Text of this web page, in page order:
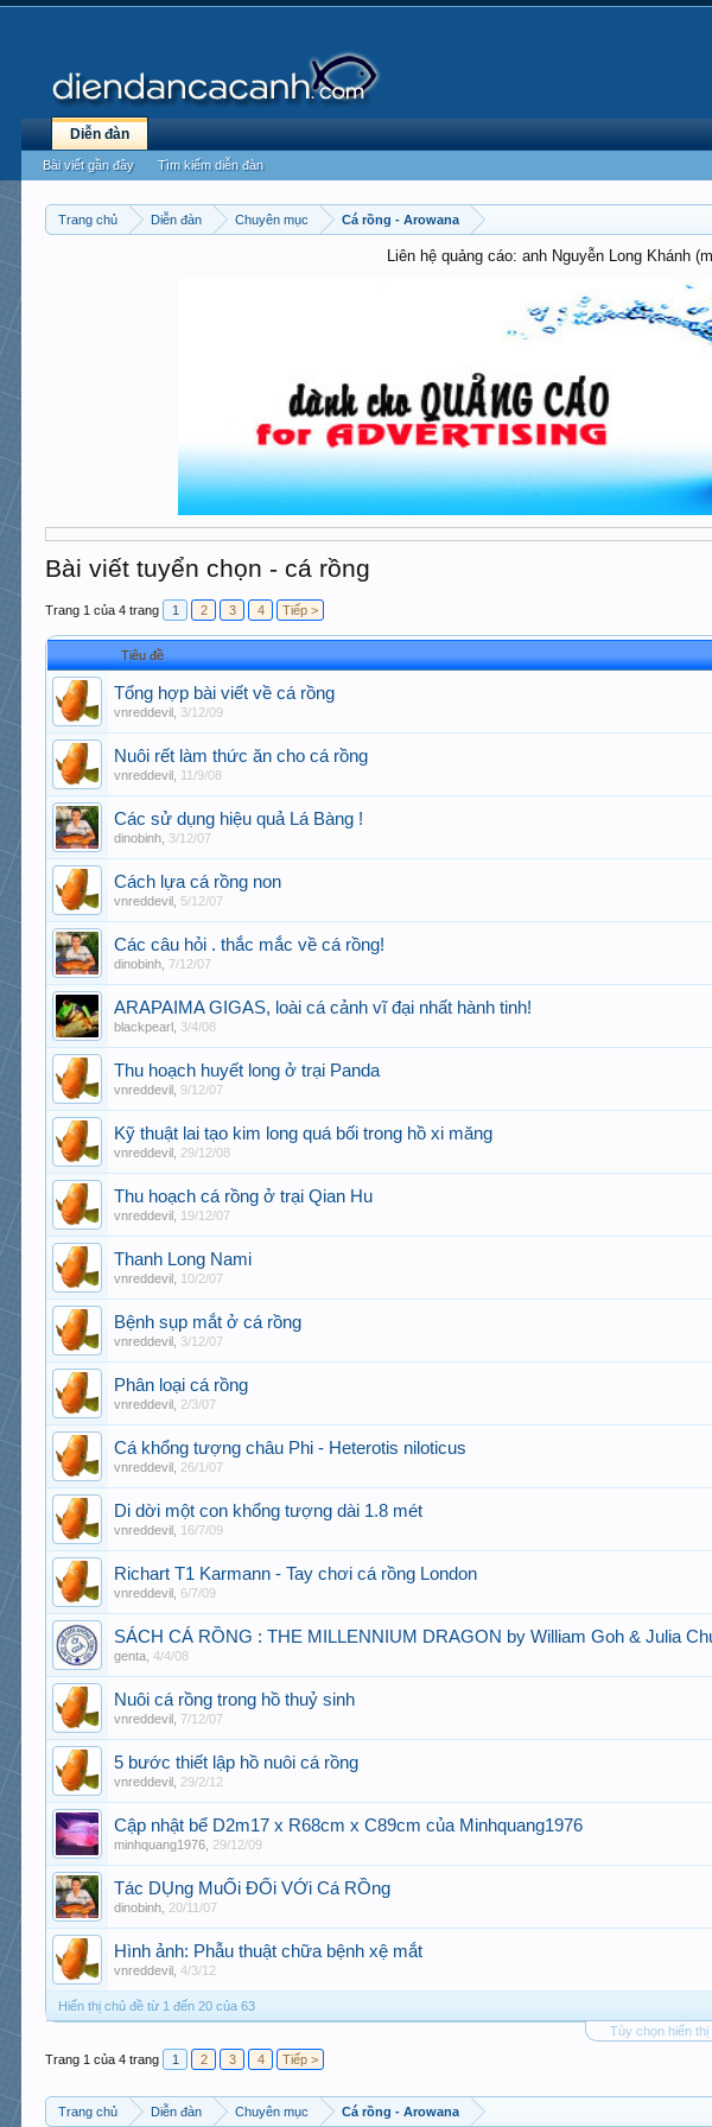
Trang chủ Diễn đàn Chuyên mục Cá rồng - Arowana
Liên hệ quảng cáo: anh Nguyễn Long Khánh
Bài viết tuyển chọn - cá rồng
Trang 1 của 4 trang 1 2 3 4 Tiếp >
Tiêu đề
Tổng hợp bài viết về cá rồng
vnreddevil 3/12/09
Nuôi rết làm thức ăn cho cá rồng
vnreddevil 11/9/08
Các sử dụng hiệu quả Lá Bàng !
dinobinh 3/12/07
Cách lựa cá rồng non
vnreddevil 5/12/07
Các câu hỏi . thắc mắc về cá rồng!
dinobinh 7/12/07
ARAPAIMA GIGAS, loài cá cảnh vĩ đại nhất hành tinh!
blackpearl 3/4/08
Thu hoạch huyết long ở trại Panda
vnreddevil ,9/12/07
Kỹ thuật lai tạo kim long quá bối trong hồ xi măng
vnreddevil 29/12/08
Thu hoạch cá rồng ở trại Qian Hu
vnreddevil 19/12/07
Thanh Long Nami
vnreddevil 10/2/07
Bệnh sụp mắt ở cá rồng
vnreddevil 3/12/07
Phân loại cá rồng
vnreddevil 2/3/07
Cá khổng tượng châu Phi - Heterotis niloticus
vnreddevil 26/1/07
Di dời một con khổng tượng dài 1.8 mét
vnreddevil 16/7/09
Richart T1 Karmann - Tay chơi cá rồng London
vnreddevil 6/7/09
SÁCH CÁ RỒNG : THE MILLENNIUM DRAGON by William Goh & Julia
genta ,4/4/08
Nuôi cá rồng trong hồ thuỷ sinh
vnreddevil 7/12/07
5 bước thiết lập hồ nuôi cá rồng
vnreddevil 29/2/12
Cập nhật bể D2m17 x R68cm x C89cm của Minhquang1976
minhquang1976 29/12/09
Tác DỤng MuỐi ĐỐi VỚi Cá RỒng
dinobinh 20/11/07
Hình ảnh: Phẫu thuật chữa bệnh xệ mắt
vnreddevil ,4/3/12
Hiển thị chủ đề từ 1 đến 20 của 63
Tùy chọn hiển thị
Trang 1 của 4 trang 1 2 3 4 Tiếp >
Trang chủ Diễn đàn Chuyên mục Cá rồng - Arowana
Diễn đàn
Bài viết gần đây Tìm kiếm diễn đàn